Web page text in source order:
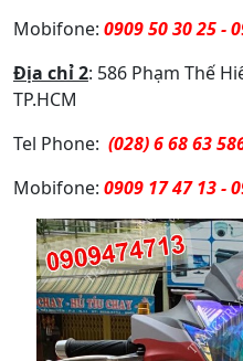
Mobifone: 0909 50 30 25 -
Địa chỉ 2: 586 Phạm Thế
TP.HCM
Tel Phone: (028) 6 68 63
Mobifone: 0909 17 47 13 -